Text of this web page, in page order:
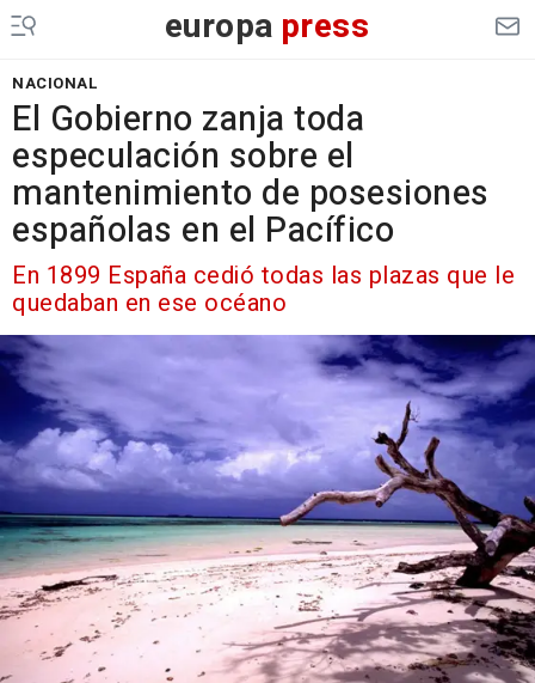
europa press
NACIONAL
El Gobierno zanja toda
especulación sobre el
mantenimiento de posesiones
españolas en el Pacífico
En 1899 España cedió todas las plazas que le
quedaban en ese océano